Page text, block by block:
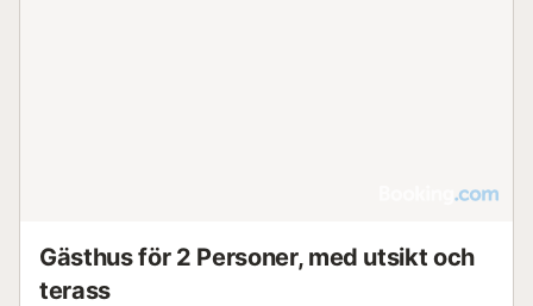
Gästhus för 2 Personer, med utsikt och
terass